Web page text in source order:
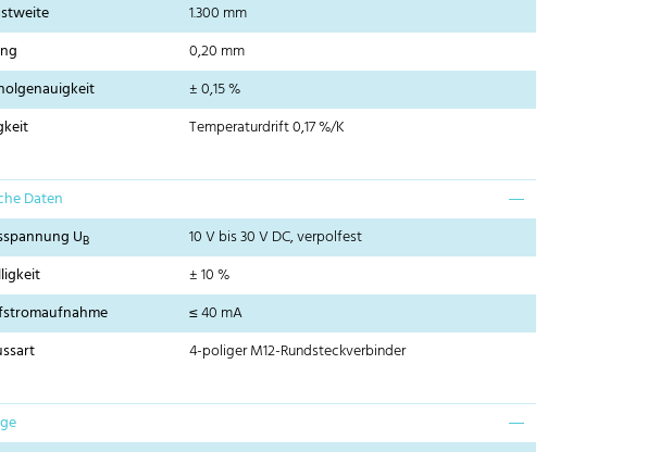
1.300 mm
0,20 mm
± 0,15 %
Temperaturdrift 0,17 %/K
Daten
UB
10 V bis 30 V DC, verpolfest
± 10 %
≤ 40 mA
4-poliger M12-Rundsteckverbinder